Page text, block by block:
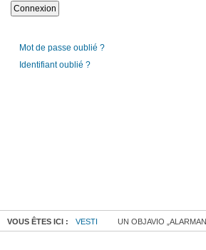
Mot de passe oublié ?
Identifiant oublié ?
VOUS ÊTES ICI : VESTI UN OBJAVIO